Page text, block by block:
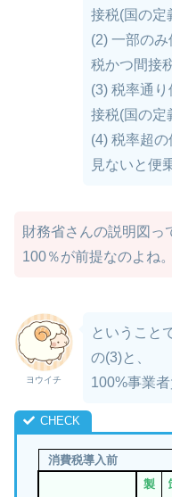
接税(国の定
(2) 一部の
税かつ間接
(3) 税率通
接税(国の定
(4) 税率超
見ないと便
財務省さんの説明図っ
100％が前提なのよね。
ヨウイチ
ということ
の(3)と、
100%事業
消費税導入前
製